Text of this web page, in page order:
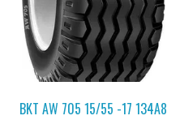
BKT AW 705 15/55 -17 134A8